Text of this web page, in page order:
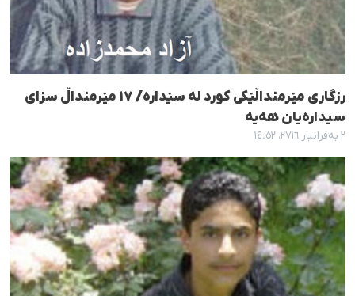
رزگاری مێرمنداڵێکی کورد لە سێدارە/ ١٧ مێرمنداڵ سزای
سیدارەیان هەیە
٢ بەفرانبار ٢٧١٦، ١٤:٥٢